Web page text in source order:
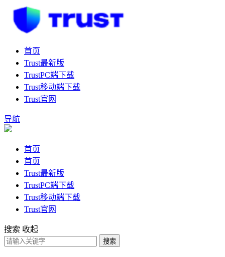
首页
Trust最新版
TrustPC端下载
Trust移动端下载
Trust官网
导航
首页
首页
Trust最新版
TrustPC端下载
Trust移动端下载
Trust官网
搜索 收起
搜索